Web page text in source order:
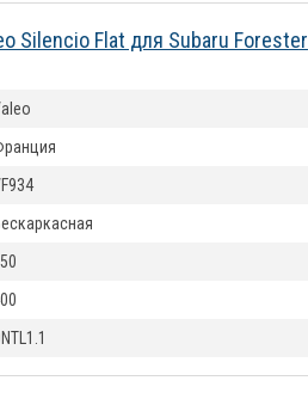
Silencio Flat для Subaru Forester